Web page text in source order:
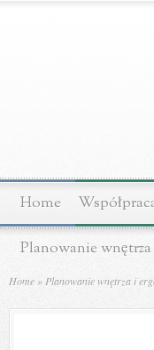
Home
Planowanie
Home » Planowanie wnętrza i